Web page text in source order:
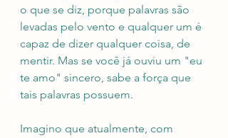
o que se diz, porque palavras são
levadas pelo vento e qualquer um é
capaz de dizer qualquer coisa, de
mentir. Mas se você já ouviu um "eu
te amo" sincero, sabe a força que
tais palavras possuem.
Imagino que atualmente, com